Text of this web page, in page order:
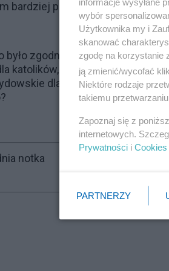
bardziej pomagać, o nas dbać i
było zgodne z nauką
katolików, ale jednocześnie by
dla żydów. A ateistom
notka
wybór
Użytkownika my i
skanować
zgodę na korzystanie
ją zmienić/wycofać
Niektóre rodzaje
takiemu
Zapoznaj się z
internetowych.
Prywatności i Cookies
PARTNERZY